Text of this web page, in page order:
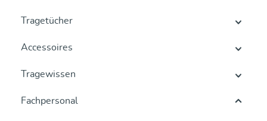
Tragetücher
Accessoires
Tragewissen
Fachpersonal